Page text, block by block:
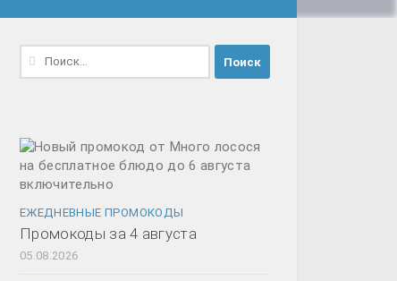
Найти:
ЕЖЕДНЕВНЫЕ ПРОМОКОДЫ
Промокоды за 4 августа
05.08.2026